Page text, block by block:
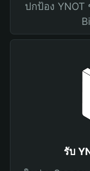
ปกป้อง
รับ